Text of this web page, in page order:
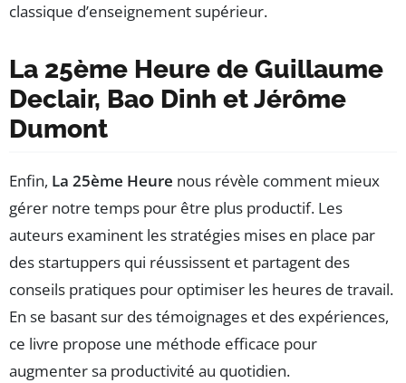
classique d’enseignement supérieur.
La 25ème Heure de Guillaume
Declair, Bao Dinh et Jérôme
Dumont
Enfin, La 25ème Heure nous révèle comment mieux
gérer notre temps pour être plus productif. Les
auteurs examinent les stratégies mises en place par
des startuppers qui réussissent et partagent des
conseils pratiques pour optimiser les heures de travail.
En se basant sur des témoignages et des expériences,
ce livre propose une méthode efficace pour
augmenter sa productivité au quotidien.